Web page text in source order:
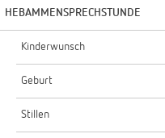
HEBAMMENSPRECHSTUNDE
Kinderwunsch
Geburt
Stillen